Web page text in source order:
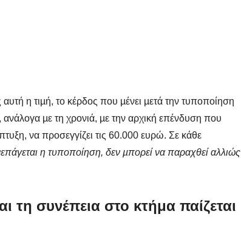
η τιµή, το κέρδος που µένει µετά την τυποποίηση
µε τη χρονιά, µε την αρχική επένδυση που
να προσεγγίζει τις 60.000 ευρώ. Σε κάθε
η τυποποίηση, δεν µπορεί να παραχθεί αλλιώς
τη συνέπεια στο κτήμα παίζεται